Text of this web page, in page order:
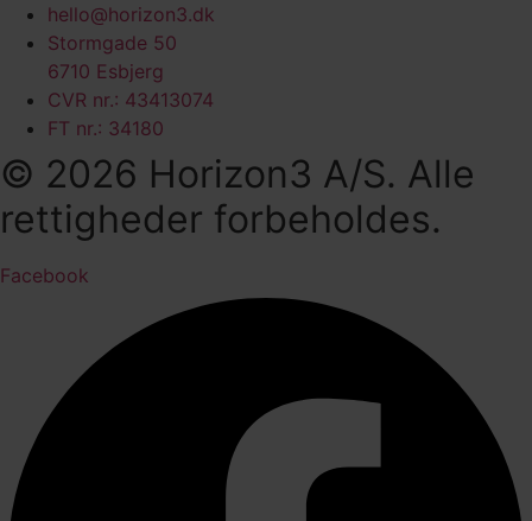
hello@horizon3.dk
Stormgade 50
6710 Esbjerg
CVR nr.: 43413074
FT nr.: 34180
© 2026 Horizon3 A/S. Alle
rettigheder forbeholdes.
Facebook